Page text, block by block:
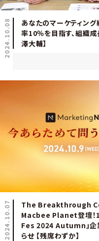
2024.10.08
あなたのマーケティン
率10％を目指す、組織
澤大輔】
2024.10.07
The Breakthrough
Macbee Planet登壇
Fes 2024 Autumn」企
らせ 【残席わずか】